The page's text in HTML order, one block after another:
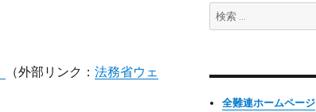
（外部リンク： 法務省ウェ
検
索:
全難連ホームページ